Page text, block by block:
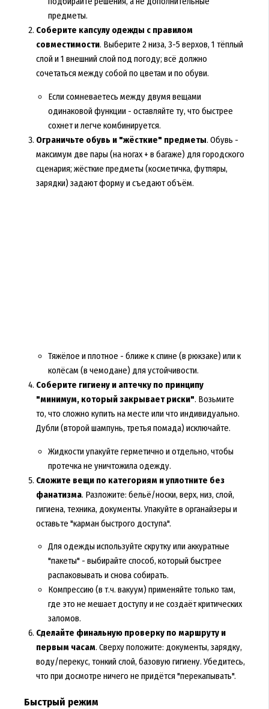
предметы.
Соберите капсулу одежды с правилом
совместимости. Выберите 2 низа, 3-5 верхов, 1 тёплый
слой и 1 внешний слой под погоду; всё должно
сочетаться между собой по цветам и по обуви.
Если сомневаетесь между двумя вещами
одинаковой функции - оставляйте ту, что быстрее
сохнет и легче комбинируется.
Ограничьте обувь и "жёсткие" предметы. Обувь -
максимум две пары (на ногах + в багаже) для городского
сценария; жёсткие предметы (косметичка, футляры,
зарядки) задают форму и съедают объём.
Тяжёлое и плотное - ближе к спине (в рюкзаке) или к
колёсам (в чемодане) для устойчивости.
Соберите гигиену и аптечку по принципу
"минимум, который закрывает риски". Возьмите
то, что сложно купить на месте или что индивидуально.
Дубли (второй шампунь, третья помада) исключайте.
Жидкости упакуйте герметично и отдельно, чтобы
протечка не уничтожила одежду.
Сложите вещи по категориям и уплотните без
фанатизма. Разложите: бельё/носки, верх, низ, слой,
гигиена, техника, документы. Упакуйте в органайзеры и
оставьте "карман быстрого доступа".
Для одежды используйте скрутку или аккуратные
"пакеты" - выбирайте способ, который быстрее
распаковывать и снова собирать.
Компрессию (в т.ч. вакуум) применяйте только там,
где это не мешает доступу и не создаёт критических
заломов.
Сделайте финальную проверку по маршруту и
первым часам. Сверху положите: документы, зарядку,
воду/перекус, тонкий слой, базовую гигиену. Убедитесь,
что при досмотре ничего не придётся "перекапывать".
Быстрый режим